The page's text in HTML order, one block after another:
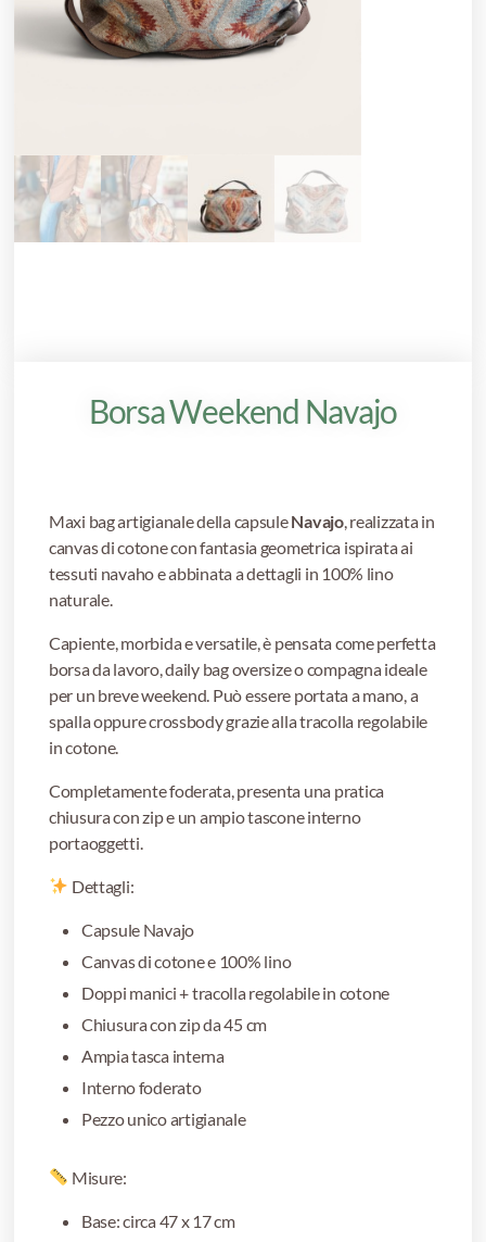
Borsa Weekend Navajo
Maxi bag artigianale della capsuleNavajo, realizzata in
canvas di cotone con fantasia geometrica ispirata ai
tessuti navaho e abbinata a dettagli in 100% lino
naturale.
Capiente, morbida e versatile, è pensata come perfetta
borsa da lavoro, daily bag oversize o compagna ideale
per un breve weekend. Può essere portata a mano, a
spalla oppure crossbody grazie alla tracolla regolabile
in cotone.
Completamente foderata, presenta una pratica
chiusura con zip e un ampio tascone interno
portaoggetti.
Dettagli:
Capsule Navajo
Canvas di cotone e 100% lino
Doppi manici + tracolla regolabile in cotone
Chiusura con zip da 45 cm
Ampia tasca interna
Interno foderato
Pezzo unico artigianale
Misure:
Base: circa 47 x 17 cm